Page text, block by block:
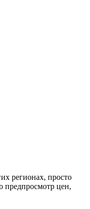
регионах, просто
предпросмотр цен,